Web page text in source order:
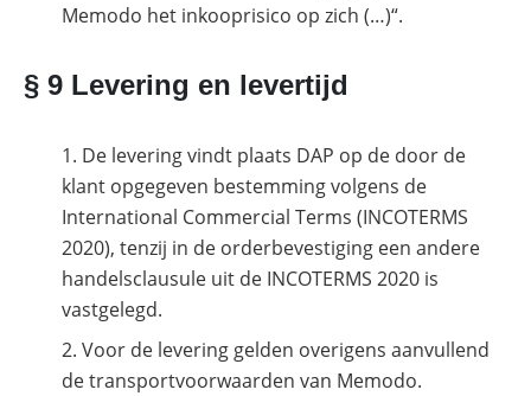
Memodo het inkooprisico op zich (…)“.
§ 9 Levering en levertijd
De levering vindt plaats DAP op de door de
klant opgegeven bestemming volgens de
International Commercial Terms (INCOTERMS
2020), tenzij in de orderbevestiging een andere
handelsclausule uit de INCOTERMS 2020 is
vastgelegd.
Voor de levering gelden overigens aanvullend
de transportvoorwaarden van Memodo.